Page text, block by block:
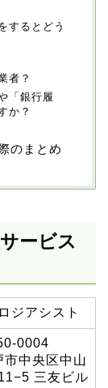
するとどう
者？
「銀行履
か？
のまとめ
ービス
ジアシスト
0004
市中央区中山
三友ビル